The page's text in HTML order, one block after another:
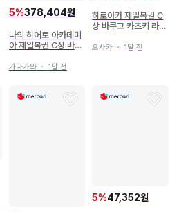
5%378,404원
나의 히어로 아카데미
아 제일복권 C상 바쿠
가나가와・ 1달 전
히로아카 제일복권 C
상 바쿠고 카츠키 라스
트
오사카 ・ 1달 전
5%47,352원